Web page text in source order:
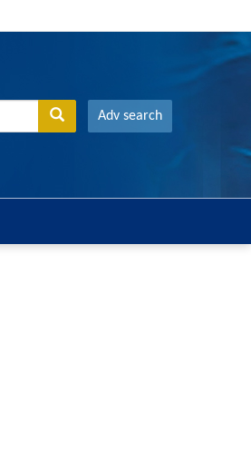
Adv search